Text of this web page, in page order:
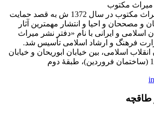
مؤسسه پژوهشی میراث مكتوب در سال 1372 ش به قصد حمایت
مصححان و احیا و انتشار مهمترین آثار
و ایرانی با نام «دفتر نشر میراث
فرهنگ و ارشاد اسلامی تأسیس شد.
اسلامی، بین خیابان ابوریحان و خیابان
طاقچه